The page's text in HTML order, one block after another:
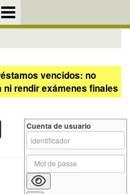
vencidos: no
rendir exámenes finales
Cuenta de usuario